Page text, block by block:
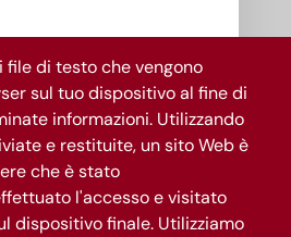
progetto Roma si trasforma
cambiaper
file di testo che vengono
sul tuo dispositivo al fine di
informazioni. Utilizzando
e restituite, un sito Web è
che è stato
l'accesso e visitato
dispositivo finale. Utilizziamo